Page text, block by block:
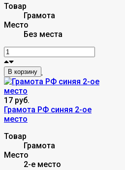
Товар
Грамота
Место
Без места
В корзину
17 руб.
Грамота РФ синяя 2-ое
место
Товар
Грамота
Место
2-е место